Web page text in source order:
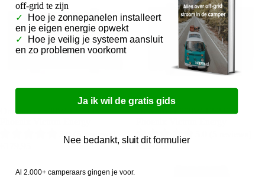
Omvormer 500W 12/230V
5.0 (5 reviews)
Omvormer 800W 12/230V
€289,95
off-grid te zijn
✓
Hoe je zonnepanelen installeert
en je eigen energie opwekt
✓
Hoe je veilig je systeem aansluit
en zo problemen voorkomt
Ja ik wil de gratis gids
Nee bedankt, sluit dit formulier
Al 2.000+ camperaars gingen je voor.